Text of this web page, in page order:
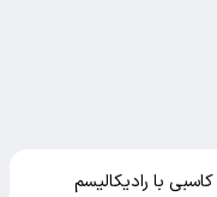
با رادیکالیسم